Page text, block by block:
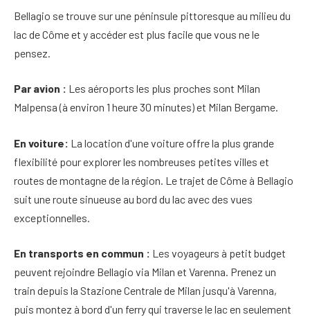
Bellagio se trouve sur une péninsule pittoresque au milieu du
lac de Côme et y accéder est plus facile que vous ne le
pensez.
Par avion : Les aéroports les plus proches sont Milan
Malpensa (à environ 1 heure 30 minutes) et Milan Bergame.
En voiture: La location d'une voiture offre la plus grande
flexibilité pour explorer les nombreuses petites villes et
routes de montagne de la région. Le trajet de Côme à Bellagio
suit une route sinueuse au bord du lac avec des vues
exceptionnelles.
En transports en commun : Les voyageurs à petit budget
peuvent rejoindre Bellagio via Milan et Varenna. Prenez un
train depuis la Stazione Centrale de Milan jusqu'à Varenna,
puis montez à bord d'un ferry qui traverse le lac en seulement